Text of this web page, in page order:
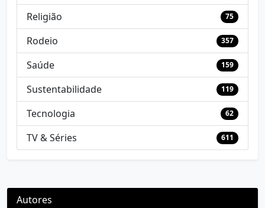
Religião 75
Rodeio 357
Saúde 159
Sustentabilidade 119
Tecnologia 62
TV & Séries 611
Autores